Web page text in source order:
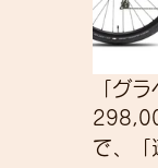
「グ
で、「